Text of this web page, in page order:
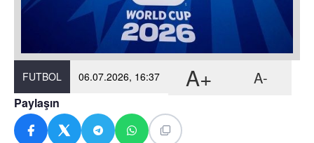
FUTBOL 06.07.2026, 16:37 A+ A-
Paylaşın